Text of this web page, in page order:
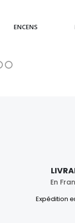
ENCENS
En
Expédition